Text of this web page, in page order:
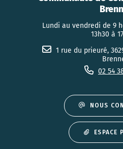
Lundi au vendredi de 9
13h30 à
1 rue du prieuré,
02 54
NOUS
ESPACE